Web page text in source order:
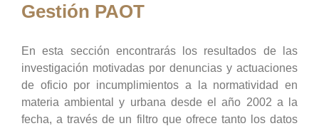
Gestión PAOT
En esta sección encontrarás los resultados de las
investigación motivadas por denuncias y actuaciones
de oficio por incumplimientos a la normatividad en
materia ambiental y urbana desde el año 2002 a la
fecha, a través de un filtro que ofrece tanto los datos